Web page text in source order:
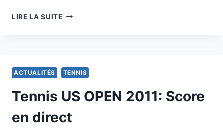
LIRE LA SUITEROGER
2011
ACTUALITÉS TENNIS
Tennis US OPEN 2011: Score
en direct